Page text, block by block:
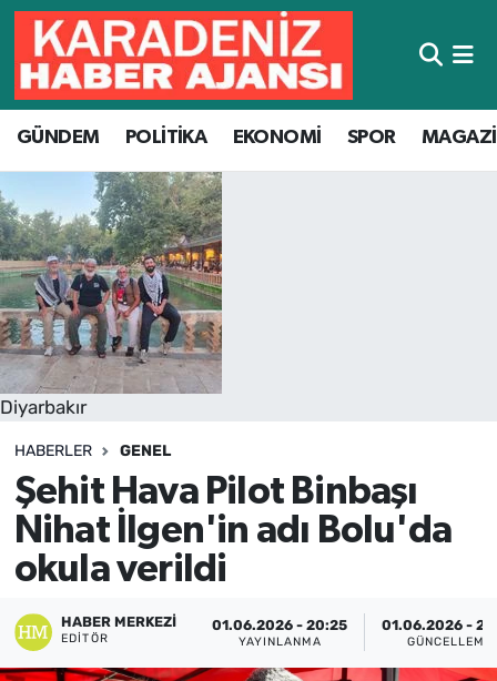
GÜNDEM POLİTİKA EKONOMİ SPOR
Diyarbakır
HABERLER GENEL
Şehit Hava Pilot Binbaşı
Nihat İlgen'in adı Bolu'da
okula verildi
HABER MERKEZI
EDITÖR
01.06.2026 - 20:25
YAYINLANMA
01.06.2026 -
GÜNCELLEME
Hava Durumu
Trafik Durumu
Süper Lig Puan Durumu ve Fikstür
Tüm Manşetler
Son Dakika Haberleri
Haber Arşivi